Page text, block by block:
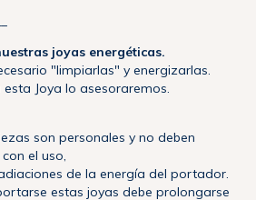
joyas energéticas.
"limpiarlas" y energizarlas.
Joya lo asesoraremos.
son personales y no deben
el uso,
de la energía del portador.
estas joyas debe prolongarse